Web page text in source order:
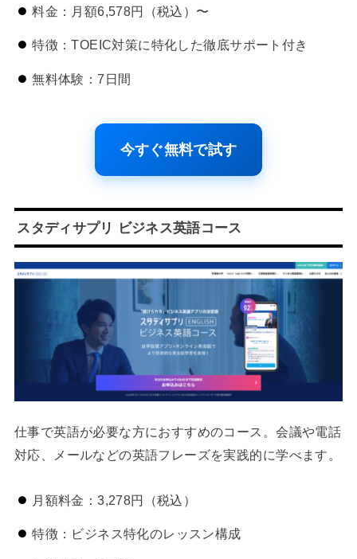
料金：月額6,578円（税込）〜
特徴：TOEIC対策に特化した徹底サポート付き
無料体験：7日間
今すぐ無料で試す
スタディサプリ ビジネス英語コース
仕事で英語が必要な方におすすめのコース。会議や電話
対応、メールなどの英語フレーズを実践的に学べます。
月額料金：3,278円（税込）
特徴：ビジネス特化のレッスン構成